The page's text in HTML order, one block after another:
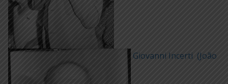
Giovanni Incerti (João